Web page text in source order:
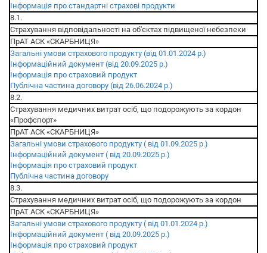
Інформація про стандартні страхові продукти
8.1.
Страхування відповідальності на об'єктах підвищеної небезпеки
ПрАТ АСК «СКАРБНИЦЯ»
Загальні умови страхового продукту (від 01.01.2024 р.)
Інформаційний документ (від 20.09.2025 р.)
Інформація про страховий продукт
Публічна частина договору (від 26.06.2024 р.)
8.2.
Страхування медичних витрат осіб, що подорожують за кордон
«Профспорт»
ПрАТ АСК «СКАРБНИЦЯ»
Загальні умови страхового продукту ( від 01.09.2025 р.)
Інформаційний документ ( від 20.09.2025 р.)
Інформація про страховий продукт
Публічна частина договору
8.3.
Страхування медичних витрат осіб, що подорожують за кордон
ПрАТ АСК «СКАРБНИЦЯ»
Загальні умови страхового продукту ( від 01.01.2024 р.)
Інформаційний документ ( від 20.09.2025 р.)
Інформація про страховий продукт